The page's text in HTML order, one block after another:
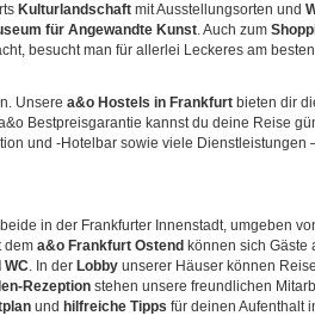
Kulturlandschaft mit Ausstellungsorten und
für Angewandte Kunst. Auch zum
besucht man für allerlei Leckeres am
Unsere a&o Hostels in Frankfurt bieten dir
Bestpreisgarantie kannst du deine Reise
und -Hotelbar sowie viele
in der Frankfurter Innenstadt, umgeben
dem a&o Frankfurt Ostend können sich Gäste
WC. In der Lobby unserer Häuser können
Rezeption stehen unsere freundlichen
und hilfreiche Tipps für deinen Aufenthalt